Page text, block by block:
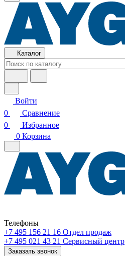
Каталог
Войти
0
Сравнение
0
Избранное
0 Корзина
Телефоны
+7 495 156 21 16 Отдел продаж
+7 495 021 43 21 Cервисный центр
Заказать звонок